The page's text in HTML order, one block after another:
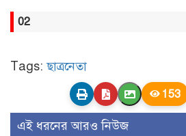
02
Tags:ছাত্রনেতা
153
এই ধরনের আরও নিউজ